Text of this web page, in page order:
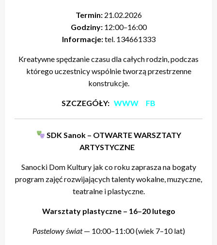
Termin:21.02.2026
Godziny:12:00–16:00
Informacje:tel. 134661333
Kreatywne spędzanie czasu dla całych rodzin, podczas
którego uczestnicy wspólnie tworzą przestrzenne
konstrukcje.
SZCZEGÓŁY: WWW FB
SDK Sanok – OTWARTE WARSZTATY
ARTYSTYCZNE
Sanocki Dom Kultury jak co roku zaprasza na bogaty
program zajęć rozwijających talenty wokalne, muzyczne,
teatralne i plastyczne.
Warsztaty plastyczne – 16–20 lutego
Pastelowy świat— 10:00–11:00 (wiek 7–10 lat)